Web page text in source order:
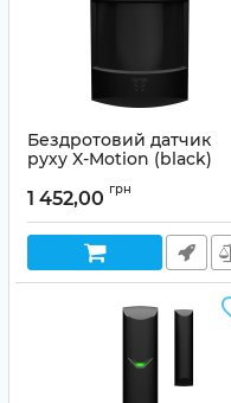
Бездротовий датчик
руху X-Motion (black)
1 452,00 грн